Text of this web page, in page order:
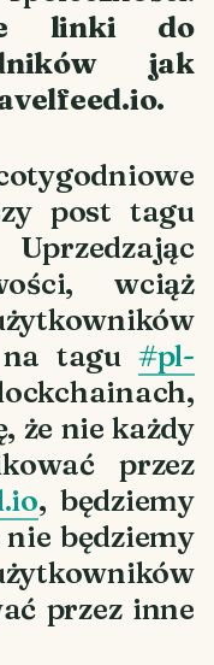
linki do
jak
post tagu
wciąż
tagu #pl-
że nie każdy
przez
, będziemy
będziemy
przez inne